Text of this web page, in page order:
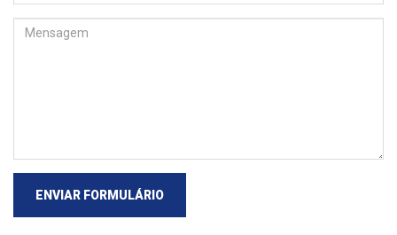
ENVIAR FORMULÁRIO